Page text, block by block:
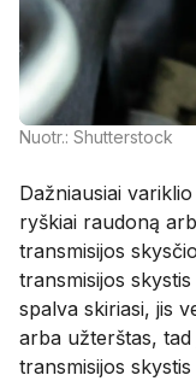
Nuotr.: Shutterstock
Dažniausiai
ryškiai raudoną
transmisijos
transmisijos
spalva skiriasi, jis
arba užterštas, tad
transmisijos